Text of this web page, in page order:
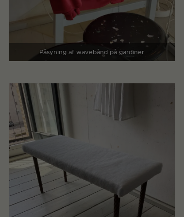
Påsyning af wavebånd på gardiner